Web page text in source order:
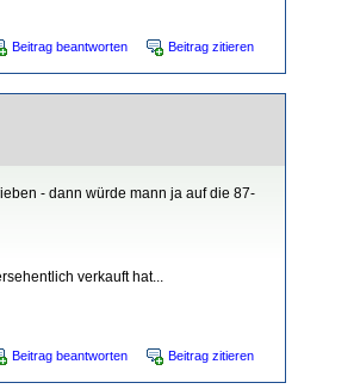
Beitrag beantworten Beitrag zitieren
- dann würde mann ja auf die 87-
verkauft hat...
Beitrag beantworten Beitrag zitieren